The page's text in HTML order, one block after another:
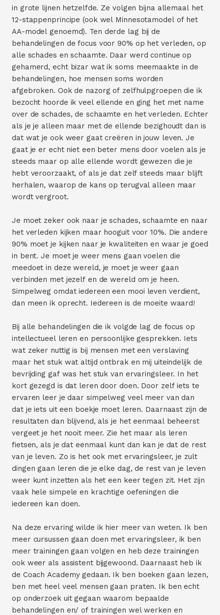
in grote lijnen hetzelfde. Ze volgen bijna allemaal het
12-stappenprincipe (ook wel Minnesotamodel of het
AA-model genoemd). Ten derde lag bij de
behandelingen de focus voor 90% op het verleden, op
alle schades en schaamte. Daar werd continue op
gehamerd, echt bizar wat ik soms meemaakte in de
behandelingen, hoe mensen soms worden
afgebroken. Ook de nazorg of zelfhulpgroepen die ik
bezocht hoorde ik veel ellende en ging het met name
over de schades, de schaamte en het verleden. Echter
als je je alleen maar met de ellende bezighoudt dan is
dat wat je ook weer gaat creëren in jouw leven. Je
gaat je er echt niet een beter mens door voelen als je
steeds maar op alle ellende wordt gewezen die je
hebt veroorzaakt, of als je dat zelf steeds maar blijft
herhalen, waarop de kans op terugval alleen maar
wordt vergroot.
Je moet zeker ook naar je schades, schaamte en naar
het verleden kijken maar hooguit voor 10%. Die andere
90% moet je kijken naar je kwaliteiten en waar je goed
in bent. Je moet je weer mens gaan voelen die
meedoet in deze wereld, je moet je weer gaan
verbinden met jezelf en de wereld om je heen.
Simpelweg omdat iedereen een mooi leven verdient,
dan meen ik oprecht. Iedereen is de moeite waard!
Bij alle behandelingen die ik volgde lag de focus op
intellectueel leren en persoonlijke gesprekken. Iets
wat zeker nuttig is bij mensen met een verslaving
maar het stuk wat altijd ontbrak en mij uiteindelijk de
bevrijding gaf was het stuk van ervaringsleer. In het
kort gezegd is dat leren door doen. Door zelf iets te
ervaren leer je daar simpelweg veel meer van dan
dat je iets uit een boekje moet leren. Daarnaast zijn de
resultaten dan blijvend, als je het eenmaal beheerst
vergeet je het nooit meer. Zie het maar als leren
fietsen, als je dat eenmaal kunt dan kan je dat de rest
van je leven. Zo is het ook met ervaringsleer, je zult
dingen gaan leren die je elke dag, de rest van je leven
weer kunt inzetten als het een keer tegen zit. Het zijn
vaak hele simpele en krachtige oefeningen die
iedereen kan doen.
Na deze ervaring wilde ik hier meer van weten. Ik ben
meer cursussen gaan doen met ervaringsleer, ik ben
meer trainingen gaan volgen en heb deze trainingen
ook weer als assistent bijgewoond. Daarnaast heb ik
de Coach Academy gedaan. Ik ben boeken gaan lezen,
ben met heel veel mensen gaan praten. Ik ben echt
op onderzoek uit gegaan waarom bepaalde
behandelingen en/ of trainingen wel werken en